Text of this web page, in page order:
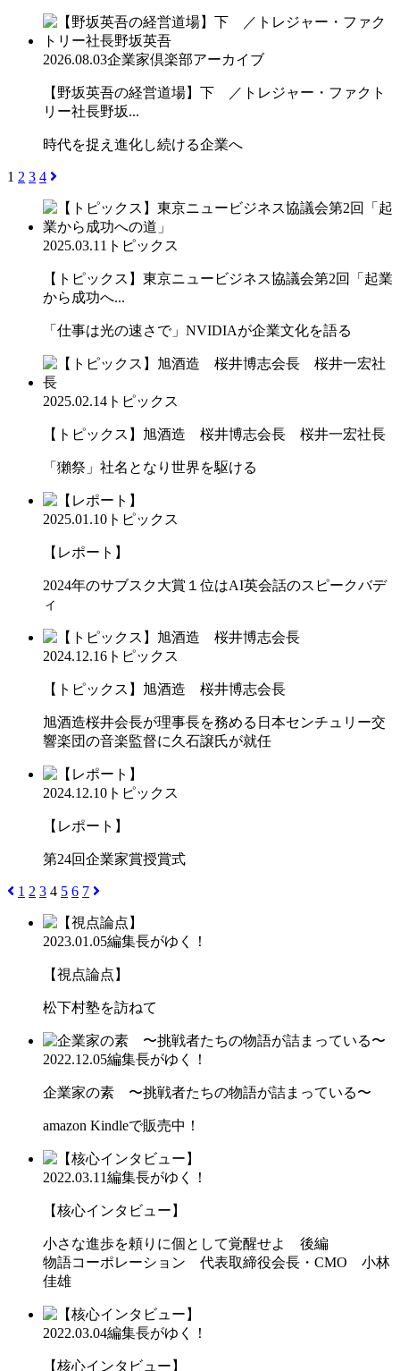
2026.08.03企業家倶楽部アーカイブ
【野坂英吾の経営道場】下 ／トレジャー・ファクト
リー社長野坂...
時代を捉え進化し続ける企業へ
1 2 3 4
2025.03.11 トピックス
【トピックス】東京ニュービジネス協議会第2回「起業
から成功へ...
「仕事は光の速さで」NVIDIAが企業文化を語る
2025.02.14 トピックス
【トピックス】旭酒造 桜井博志会長 桜井一宏社長
「獺祭」社名となり世界を駆ける
2025.01.10 トピックス
【レポート】
2024年のサブスク大賞１位はAI英会話のスピークバデ
ィ
2024.12.16 トピックス
【トピックス】旭酒造 桜井博志会長
旭酒造桜井会長が理事長を務める日本センチュリー交
響楽団の音楽監督に久石譲氏が就任
2024.12.10 トピックス
【レポート】
第24回企業家賞授賞式
1 2 3 4 5 6 7
2023.01.05編集長がゆく！
【視点論点】
松下村塾を訪ねて
2022.12.05編集長がゆく！
企業家の素 〜挑戦者たちの物語が詰まっている〜
amazon Kindleで販売中！
2022.03.11編集長がゆく！
【核心インタビュー】
小さな進歩を頼りに個として覚醒せよ 後編
物語コーポレーション 代表取締役会長・CMO 小林
佳雄
2022.03.04編集長がゆく！
【核心インタビュー】